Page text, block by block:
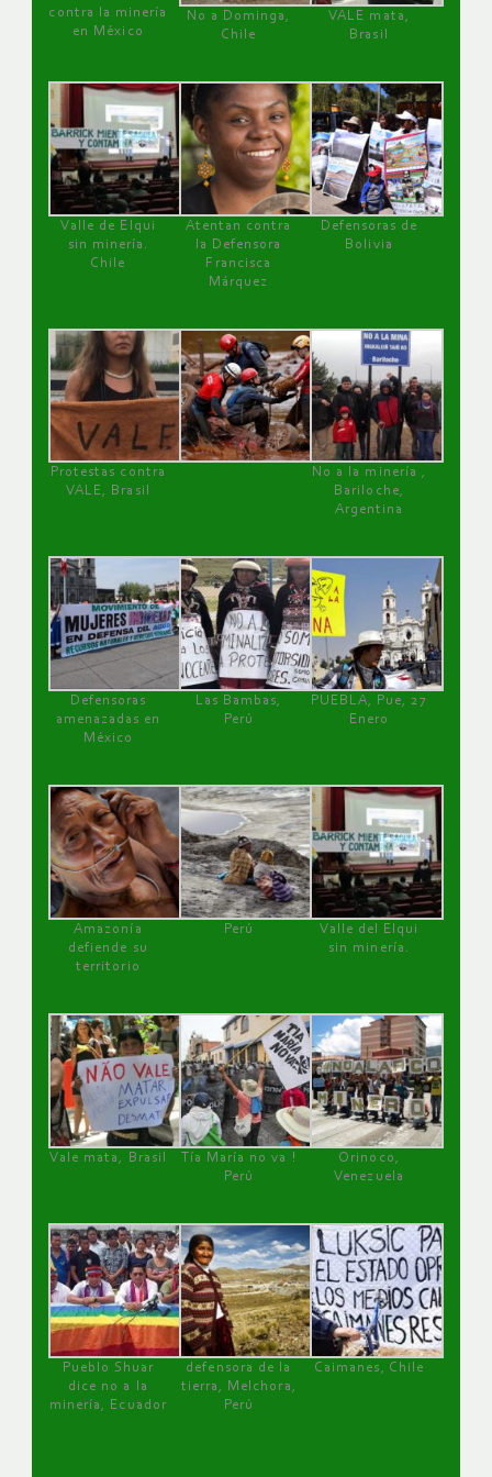
contra la minería
en México
No a Dominga,
Chile
VALE mata,
Brasil
Valle de Elqui
sin minería.
Chile
Atentan contra
la Defensora
Francisca
Márquez
Defensoras de
Bolivia
Protestas contra
VALE, Brasil
No a la minería ,
Bariloche,
Argentina
Defensoras
amenazadas en
México
Las Bambas,
Perú
PUEBLA, Pue, 27
Enero
Amazonía
defiende su
territorio
Perú
Valle del Elqui
sin minería.
Vale mata, Brasil
Tía María no va !
Perú
Orinoco,
Venezuela
Pueblo Shuar
dice no a la
minería, Ecuador
defensora de la
tierra, Melchora,
Perú
Caimanes, Chile